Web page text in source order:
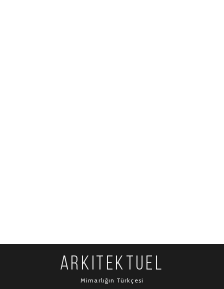
ARKITEKTUEL
Mimarlığın Türkçesi